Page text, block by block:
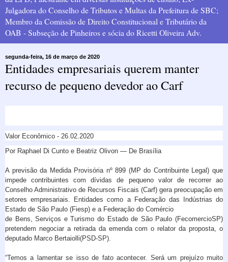
Julgadora do Conselho de Tributos e Multas da Prefeitura de SBC;
Membro da Comissão de Direito Constitucional e Tributário da
OAB - Subseção de Pinheiros e sócia do Ricetti Oliveira Adv.
segunda-feira, 16 de março de 2020
Entidades empresariais querem manter
recurso de pequeno devedor ao Carf
Valor Econômico - 26.02.2020
Por Raphael Di Cunto e Beatriz Olivon — De Brasília
A previsão da Medida Provisória nº 899 (MP do Contribuinte Legal) que
impede contribuintes com dívidas de pequeno valor de recorrer ao
Conselho Administrativo de Recursos Fiscais (Carf) gera preocupação em
setores empresariais. Entidades como a Federação das Indústrias do
Estado de São Paulo (Fiesp) e a Federação do Comércio
de Bens, Serviços e Turismo do Estado de São Paulo (FecomercioSP)
pretendem negociar a retirada da emenda com o relator da proposta, o
deputado Marco Bertaiolli(PSD-SP).
“Temos a lamentar se isso de fato acontecer. Será um prejuízo muito